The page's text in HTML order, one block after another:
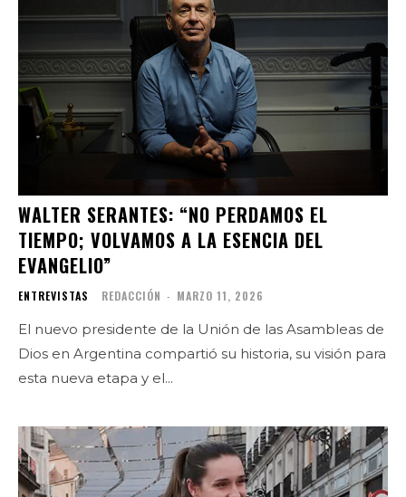
WALTER SERANTES: “NO PERDAMOS EL
TIEMPO; VOLVAMOS A LA ESENCIA DEL
EVANGELIO”
ENTREVISTAS REDACCIÓN - MARZO 11, 2026
El nuevo presidente de la Unión de las Asambleas de
Dios en Argentina compartió su historia, su visión para
esta nueva etapa y el...